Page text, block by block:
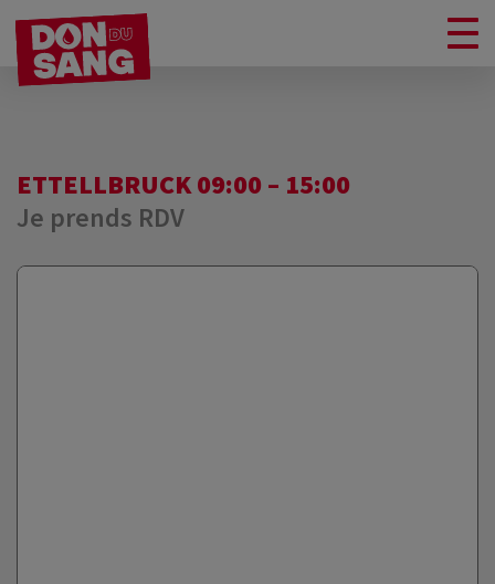
ETTELLBRUCK 09:00 – 15:00
Je prends RDV